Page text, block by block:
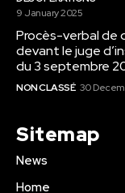
9 January 2025
Procès-verbal de
devant le juge
du 3 septembre
NON CLASSÉ 30
Sitemap
News
Home